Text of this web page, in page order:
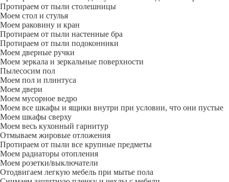
Протираем от пыли столешницы
Моем стол и стулья
Моем раковину и кран
Протираем от пыли настенные бра
Протираем от пыли подоконники
Моем дверные ручки
Моем зеркала и зеркальные поверхности
Пылесосим пол
Моем пол и плинтуса
Моем двери
Моем мусорное ведро
Моем все шкафы и ящики внутри при условии, что они пустые
Моем шкафы сверху
Моем весь кухонный гарнитур
Отмываем жировые отложения
Протираем от пыли все крупные предметы
Моем радиаторы отопления
Моем розетки/выключатели
Отодвигаем легкую мебель при мытье пола